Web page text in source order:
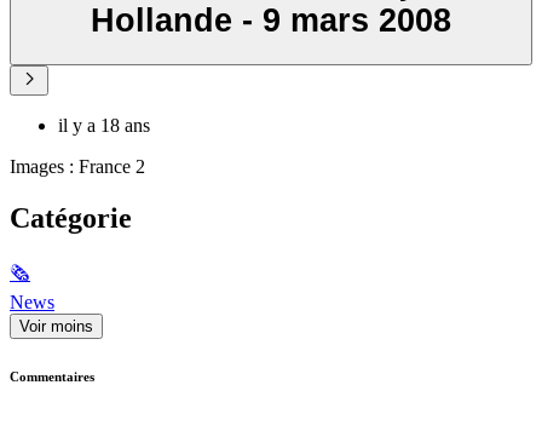
Hollande - 9 mars 2008
il y a 18 ans
Images : France 2
Catégorie
🗞
News
Voir moins
Commentaires